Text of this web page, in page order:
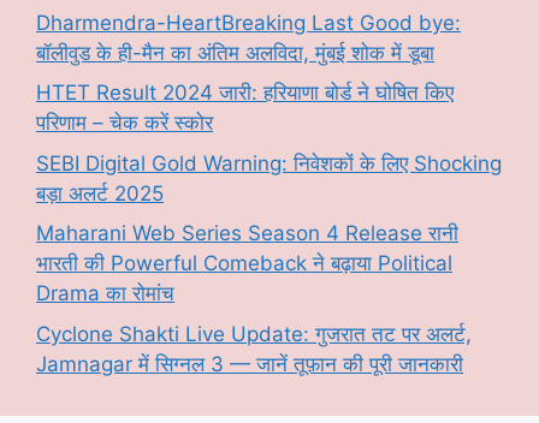
Dharmendra-HeartBreaking Last Good bye:
बॉलीवुड के ही-मैन का अंतिम अलविदा, मुंबई शोक में डूबा
HTET Result 2024 जारी: हरियाणा बोर्ड ने घोषित किए
परिणाम – चेक करें स्कोर
SEBI Digital Gold Warning: निवेशकों के लिए Shocking
बड़ा अलर्ट 2025
Maharani Web Series Season 4 Release रानी
भारती की Powerful Comeback ने बढ़ाया Political
Drama का रोमांच
Cyclone Shakti Live Update: गुजरात तट पर अलर्ट,
Jamnagar में सिग्नल 3 — जानें तूफ़ान की पूरी जानकारी